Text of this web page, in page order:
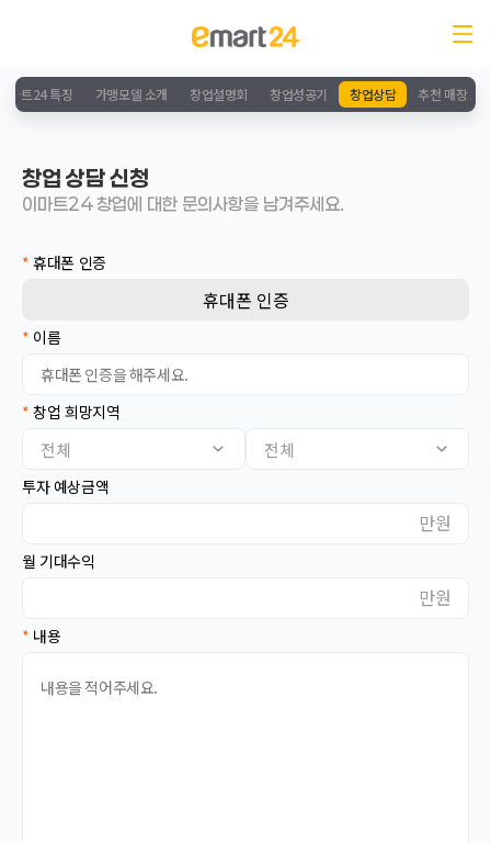
마트24 특징 가맹모델 소개 창업설명회 창업성공기 창업상담 추천 매장 소
창업 상담 신청
이마트24 창업에 대한 문의사항을 남겨주세요.
*휴대폰 인증
휴대폰 인증
* 이름
* 창업 희망지역
전체
서울
인천
경기
대전
부산
광주
충북
충남
경남
전북
전체
투자 예상금액
만원
월 기대수익
만원
* 내용